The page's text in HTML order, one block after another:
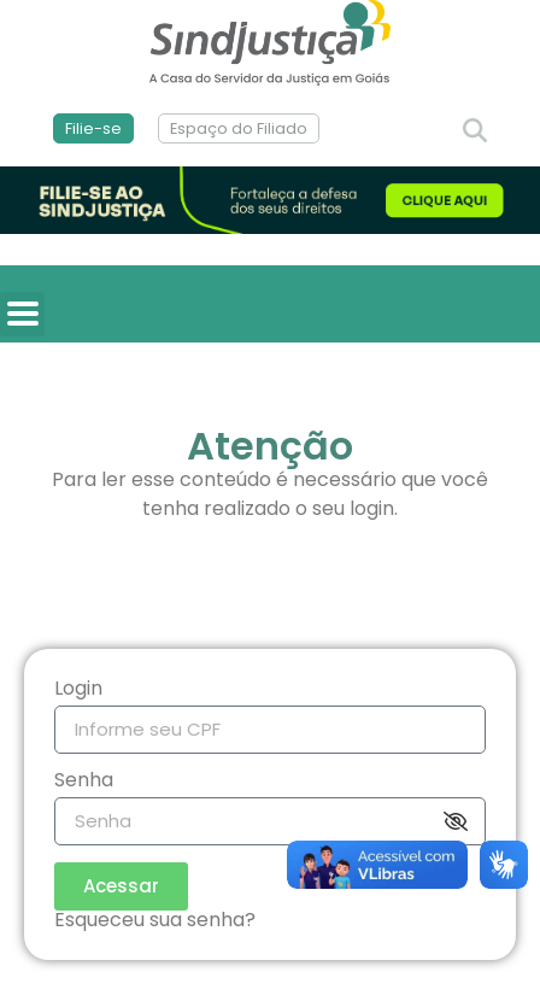
Filie-se Espaço do Filiado
Atenção
Para ler esse conteúdo é necessário que você
tenha realizado o seu login.
Login
Senha
Acessar
Esqueceu sua senha?